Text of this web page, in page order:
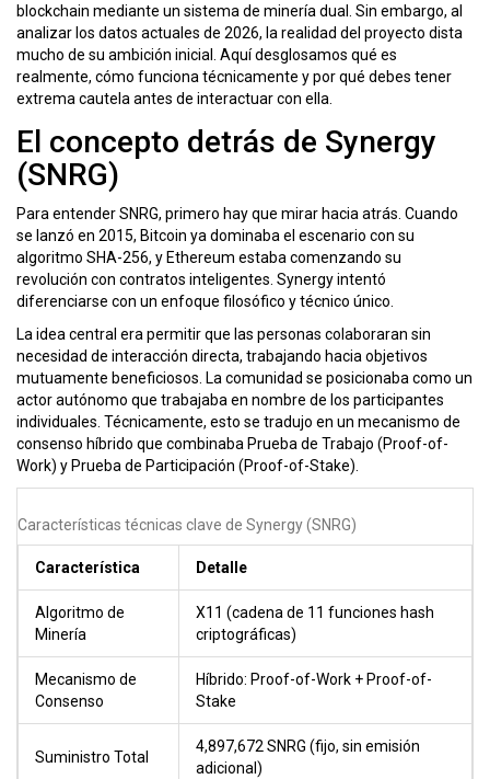
blockchain mediante un sistema de minería dual. Sin embargo, al
analizar los datos actuales de 2026, la realidad del proyecto dista
mucho de su ambición inicial. Aquí desglosamos qué es
realmente, cómo funciona técnicamente y por qué debes tener
extrema cautela antes de interactuar con ella.
El concepto detrás de Synergy
(SNRG)
Para entender SNRG, primero hay que mirar hacia atrás. Cuando
se lanzó en 2015, Bitcoin ya dominaba el escenario con su
algoritmo SHA-256, y Ethereum estaba comenzando su
revolución con contratos inteligentes. Synergy intentó
diferenciarse con un enfoque filosófico y técnico único.
La idea central era permitir que las personas colaboraran sin
necesidad de interacción directa, trabajando hacia objetivos
mutuamente beneficiosos. La comunidad se posicionaba como un
actor autónomo que trabajaba en nombre de los participantes
individuales. Técnicamente, esto se tradujo en un mecanismo de
consenso híbrido que combinaba Prueba de Trabajo (Proof-of-
Work) y Prueba de Participación (Proof-of-Stake).
Características técnicas clave de Synergy (SNRG)
Característica Detalle
Algoritmo de
Minería
X11 (cadena de 11 funciones hash
criptográficas)
Mecanismo de
Consenso
Híbrido: Proof-of-Work + Proof-of-
Stake
Suministro Total
4,897,672 SNRG (fijo, sin emisión
adicional)